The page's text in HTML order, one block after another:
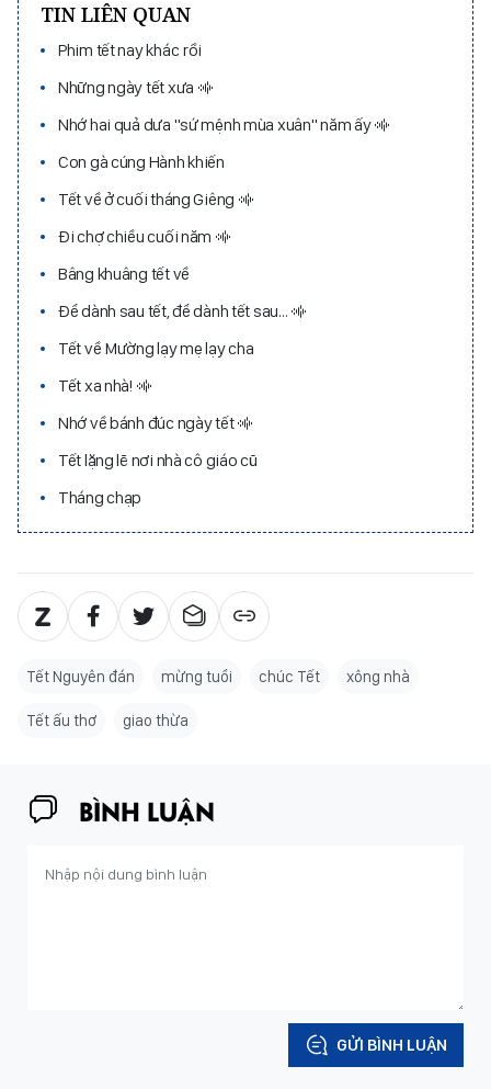
TIN LIÊN QUAN
Phim tết nay khác rồi
Những ngày tết xưa
Nhớ hai quả dưa "sứ mệnh mùa xuân" năm ấy
Con gà cúng Hành khiến
Tết về ở cuối tháng Giêng
Đi chợ chiều cuối năm
Bâng khuâng tết về
Để dành sau tết, để dành tết sau…
Tết về Mường lạy mẹ lạy cha
Tết xa nhà!
Nhớ về bánh đúc ngày tết
Tết lặng lẽ nơi nhà cô giáo cũ
Tháng chạp
Tết Nguyên đán mừng tuổi chúc Tết xông nhà
Tết ấu thơ giao thừa
BÌNH LUẬN
GỬI BÌNH LUẬN